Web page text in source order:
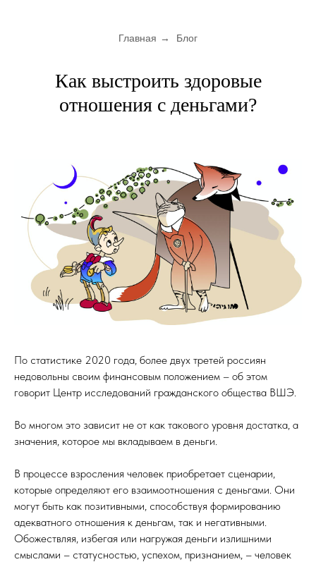
Главная → Блог
Как выстроить здоровые
отношения с деньгами?
По статистике 2020 года, более двух третей россиян
недовольны своим финансовым положением – об этом
говорит Центр исследований гражданского общества ВШЭ.
Во многом это зависит не от как такового уровня достатка, а
значения, которое мы вкладываем в деньги.
В процессе взросления человек приобретает сценарии,
которые определяют его взаимоотношения с деньгами. Они
могут быть как позитивными, способствуя формированию
адекватного отношения к деньгам, так и негативными.
Обожествляя, избегая или нагружая деньги излишними
смыслами – статусностью, успехом, признанием, – человек